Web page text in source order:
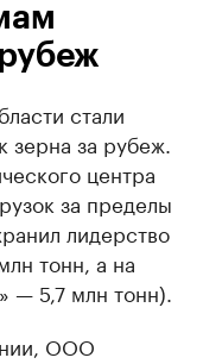
стали
за рубеж.
центра
за пределы
лидерство
тонн, а на
— 5,7 млн тонн).
ООО